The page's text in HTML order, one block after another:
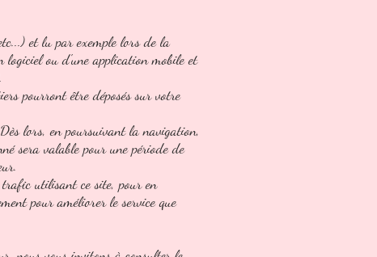
et lu par exemple lors de la
ou d'une application mobile et
pourront être déposés sur votre
lors, en poursuivant la navigation,
sera valable pour une période de
trafic utilisant ce site, pour en
pour améliorer le service que